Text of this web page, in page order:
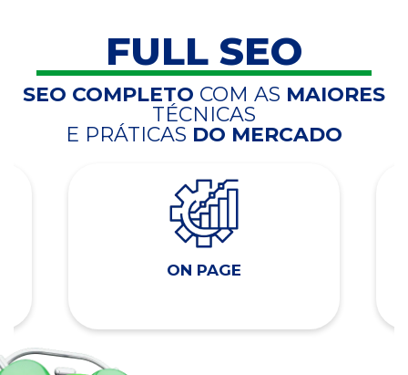
FULL SEO
SEO COMPLETO COM AS MAIORES
TÉCNICAS
E PRÁTICAS DO MERCADO
ON PAGE